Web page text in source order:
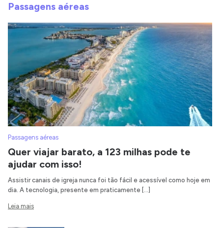
Passagens aéreas
Passagens aéreas
Quer viajar barato, a 123 milhas pode te
ajudar com isso!
Assistir canais de igreja nunca foi tão fácil e acessível como hoje em
dia. A tecnologia, presente em praticamente […]
Leia mais